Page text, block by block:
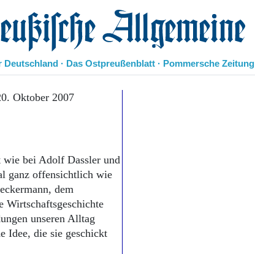
Allgemeine Zeitung
Deutschland · Das Ostpreußenblatt · Pommersche Zeitung
Leben
Geschichte
Pommern
Berlin-Brandenburg
Schlesien
Oktober 2007
wie bei Adolf Dassler und
ganz offensichtlich wie
dem
Wirtschaftsgeschichte
unseren Alltag
Idee, die sie geschickt